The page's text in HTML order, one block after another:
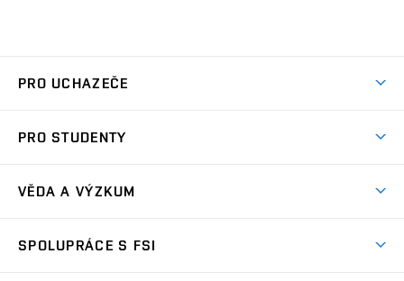
PRO UCHAZEČE
Ambasadoři studia
Zápisy
PRO STUDENTY
Studijní předpisy
VĚDA A VÝZKUM
SPOLUPRÁCE S FSI